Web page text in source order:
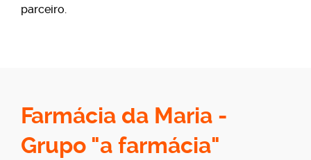
parceiro.
Farmácia da Maria -
Grupo "a farmácia"